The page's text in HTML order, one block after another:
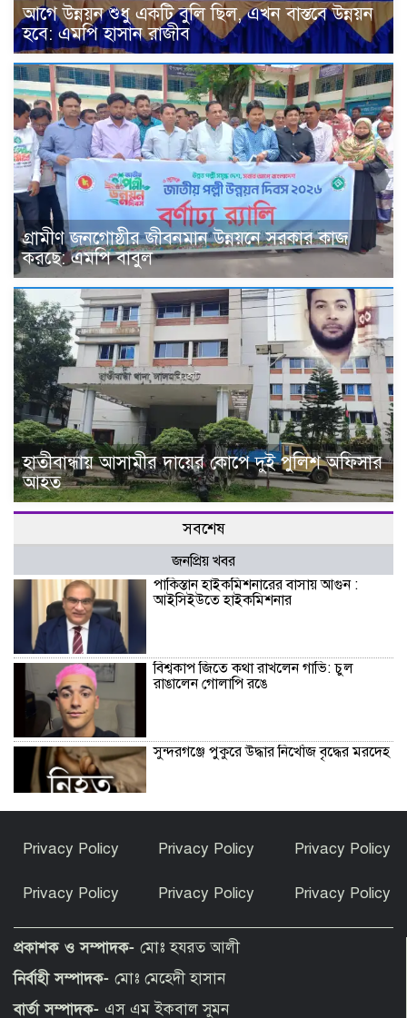
আগে উন্নয়ন শুধু একটি বুলি ছিল, এখন বাস্তবে উন্নয়ন
হবে: এমপি হাসান রাজীব
গ্রামীণ জনগোষ্ঠীর জীবনমান উন্নয়নে সরকার কাজ
করছে: এমপি বাবুল
হাতীবান্ধায় আসামীর দায়ের কোপে দুই পুলিশ অফিসার
আহত
সবশেষ
জনপ্রিয় খবর
পাকিস্তান হাইকমিশনারের বাসায় আগুন :
আইসিইউতে হাইকমিশনার
বিশ্বকাপ জিতে কথা রাখলেন গাভি: চুল
রাঙালেন গোলাপি রঙে
সুন্দরগঞ্জে পুকুরে উদ্ধার নিখোঁজ বৃদ্ধের মরদেহ
অভিনেত্রী?
ফুলছড়িতে গাঁজাসহ ৩ জনের কারাদণ্ড
Privacy Policy Privacy Policy Privacy Policy
Privacy Policy Privacy Policy Privacy Policy
প্রকাশক ও সম্পাদক- মোঃ হযরত আলী
নির্বাহী সম্পাদক- মোঃ মেহেদী হাসান
বার্তা সম্পাদক- এস এম ইকবাল সুমন